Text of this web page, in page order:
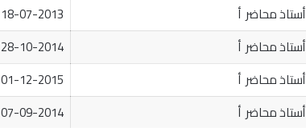
أستاذ محاضر أ
18-07-2013
أستاذ محاضر أ
28-10-2014
أستاذ محاضر أ
01-12-2015
أستاذ محاضر أ
07-09-2014